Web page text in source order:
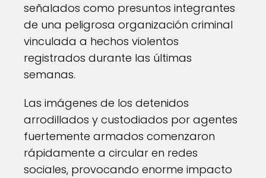
señalados como presuntos integrantes
de una peligrosa organización criminal
vinculada a hechos violentos
registrados durante las últimas
semanas.
Las imágenes de los detenidos
arrodillados y custodiados por agentes
fuertemente armados comenzaron
rápidamente a circular en redes
sociales, provocando enorme impacto